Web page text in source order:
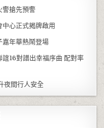
警搶先預警
心正式揭牌啟用
嘉年華熱鬧登場
16對譜出幸福序曲 配對率
夜間行人安全